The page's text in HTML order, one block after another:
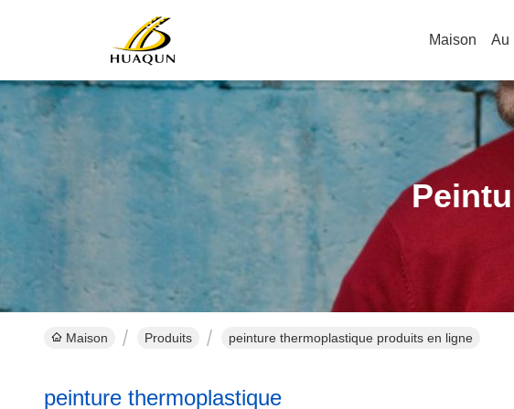
Maison Au
Maison Produits peinture thermoplastique produits en ligne
peinture thermoplastique